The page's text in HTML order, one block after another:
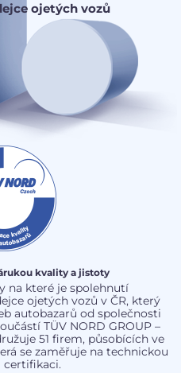
ojetých vozů
kvality a jistoty
na které je spolehnutí
ojetých vozů v ČR, který
autobazarů od společnosti
TÜV NORD GROUP –
51 firem, působících ve
se zaměřuje na technickou
certifikaci.